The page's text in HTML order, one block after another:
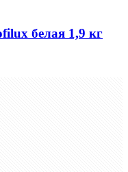
белая 1,9 кг